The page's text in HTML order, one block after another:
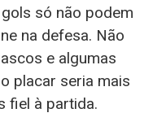
só não podem
na defesa. Não
e algumas
placar seria mais
fiel à partida.